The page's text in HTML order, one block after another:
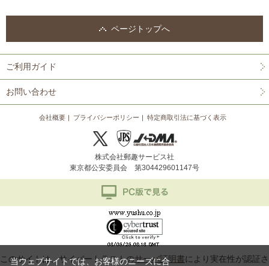
ページトップへ
ご利用ガイド
お問い合わせ
会社概要 プライバシーポリシー 特定商取引法に基づく表示
株式会社郵趣サービス社
東京都公安委員会 第304429601147号
このサイトは、サイバートラストのサーバ証明書により実在性が認証さ
当ウェブサイトでは、お客様のニーズに合